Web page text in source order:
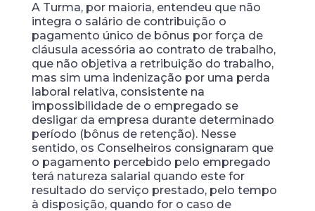
A Turma, por maioria, entendeu que não
integra o salário de contribuição o
pagamento único de bônus por força de
cláusula acessória ao contrato de trabalho,
que não objetiva a retribuição do trabalho,
mas sim uma indenização por uma perda
laboral relativa, consistente na
impossibilidade de o empregado se
desligar da empresa durante determinado
período (bônus de retenção). Nesse
sentido, os Conselheiros consignaram que
o pagamento percebido pelo empregado
terá natureza salarial quando este for
resultado do serviço prestado, pelo tempo
à disposição, quando for o caso de